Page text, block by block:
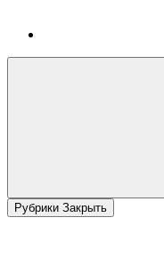
Рубрики Закрыть